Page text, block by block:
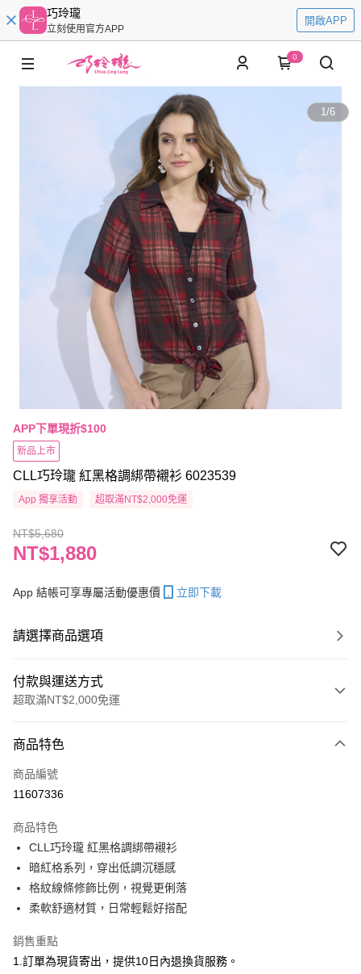
巧玲瓏
立刻使用官方APP
開啟APP
0
1/6
APP下單現折$100
新品上市
CLL巧玲瓏 紅黑格調綁帶襯衫 6023539
App 獨享活動 超取滿NT$2,000免運
NT$5,680
NT$1,880
App 結帳可享專屬活動優惠價 立即下載
請選擇商品選項
付款與運送方式
超取滿NT$2,000免運
信用卡一次付款
信用卡分期付款
合作金庫商業銀行
華南商業銀行
上海商業儲蓄銀行
國泰世華商業銀行
臺灣中小企業銀行
聯邦商業銀行
元大商業銀行
永豐商業銀行
超商取貨付款
LINE Pay
Apple Pay
悠遊付
商品特色
商品編號
11607336
商品特色
CLL巧玲瓏 紅黑格調綁帶襯衫
暗紅格系列，穿出低調沉穩感
格紋線條修飾比例，視覺更俐落
柔軟舒適材質，日常輕鬆好搭配
銷售重點
1.訂單為現貨寄出，提供10日內退換貨服務。